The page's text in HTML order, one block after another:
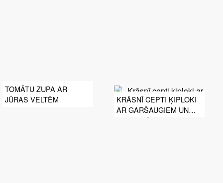
TOMĀTU ZUPA AR
JŪRAS VELTĒM
KRĀSNĪ CEPTI ĶIPLOKI
AR GARŠAUGIEM UN
KĻAVU SĪRUPU